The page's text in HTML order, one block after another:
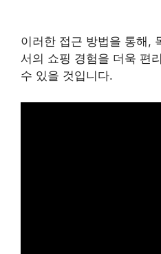
이러한 접근 방법을 통해,
서의 쇼핑 경험을 더욱 편
수 있을 것입니다.